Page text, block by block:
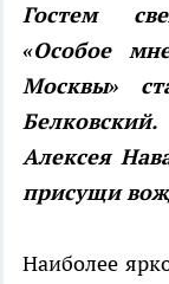
Гостем
«Особое
Москвы»
Алексея
присущи
Наиболее